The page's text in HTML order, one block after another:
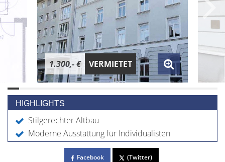
1.300,- € VERMIETET
HIGHLIGHTS
Stilgerechter Altbau
Moderne Ausstattung für Individualisten
Facebook (Twitter)